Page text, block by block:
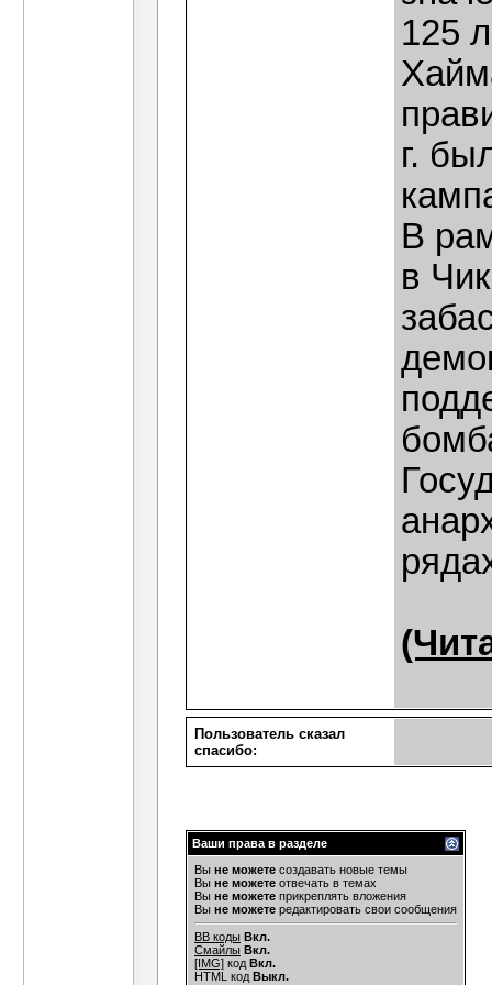
125
г.
В
в
Пользователь сказал
cпасибо:
Ваши права в разделе
Вы не можете создавать новые темы
Вы не можете отвечать в темах
Вы не можете прикреплять вложения
Вы не можете редактировать свои сообщения
BB коды Вкл.
Смайлы Вкл.
[IMG] код Вкл.
HTML код Выкл.